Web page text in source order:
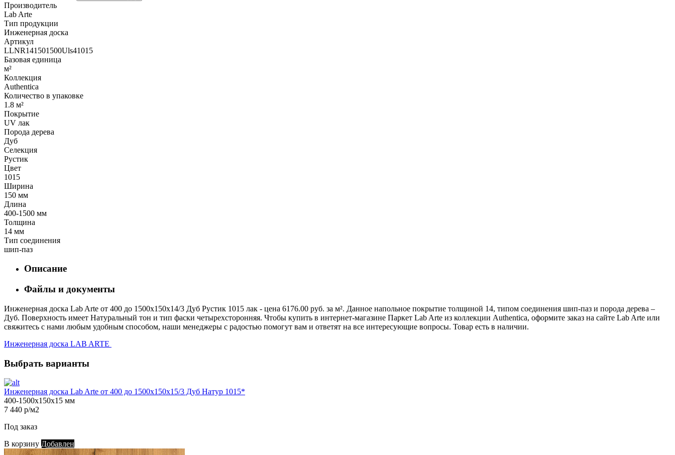
Производитель
Lab Arte
Тип продукции
Инженерная доска
Артикул
LLNR141501500Uls41015
Базовая единица
м²
Коллекция
Authentica
Количество в упаковке
1.8 м²
Покрытие
UV лак
Порода дерева
Дуб
Селекция
Рустик
Цвет
1015
Ширина
150 мм
Длина
400-1500 мм
Толщина
14 мм
Тип соединения
шип-паз
Описание
Файлы и документы
Инженерная доска Lab Arte от 400 до 1500х150х14/3 Дуб Рустик 1015 лак - цена 6176.00 руб. за м². Данное напольное покрытие толщиной 14, типом соединения шип-паз и порода дерева –
Дуб. Поверхность имеет Натуральный тон и тип фаски четырехсторонняя. Чтобы купить в интернет-магазине Паркет Lab Arte из коллекции Authentica, оформите заказ на сайте Lab Arte или
свяжитесь с нами любым удобным способом, наши менеджеры с радостью помогут вам и ответят на все интересующие вопросы. Товар есть в наличии.
Инженерная доска LAB ARTE
Выбрать варианты
Инженерная доска Lab Arte от 400 до 1500х150х15/3 Дуб Натур 1015*
400-1500х150х15 мм
7 440 р/м2
Под заказ
В корзину Добавлен